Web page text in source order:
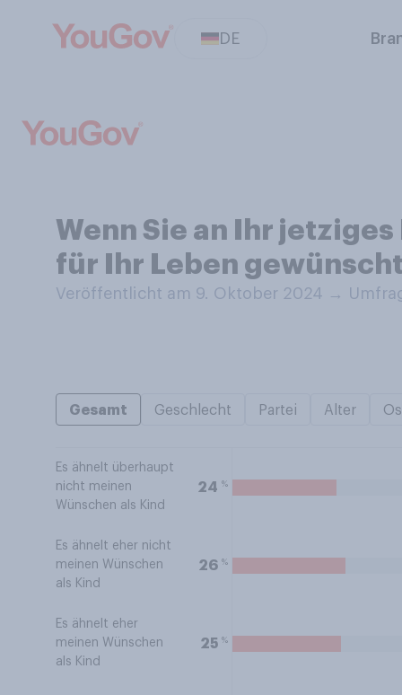
DE
Wenn Sie an Ihr
für Ihr Leben
Veröffentlicht am 9. Oktober 2024 →
Gesamt Geschlecht Partei Alter
Es ähnelt überhaupt
nicht meinen
Wünschen als Kind
24 %
Es ähnelt eher nicht
meinen Wünschen
als Kind
26 %
Es ähnelt eher
meinen Wünschen
als Kind
25 %